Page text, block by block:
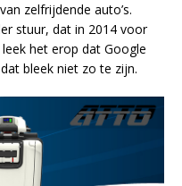
zelfrijdende auto’s.
stuur, dat in 2014 voor
het erop dat Google
bleek niet zo te zijn.